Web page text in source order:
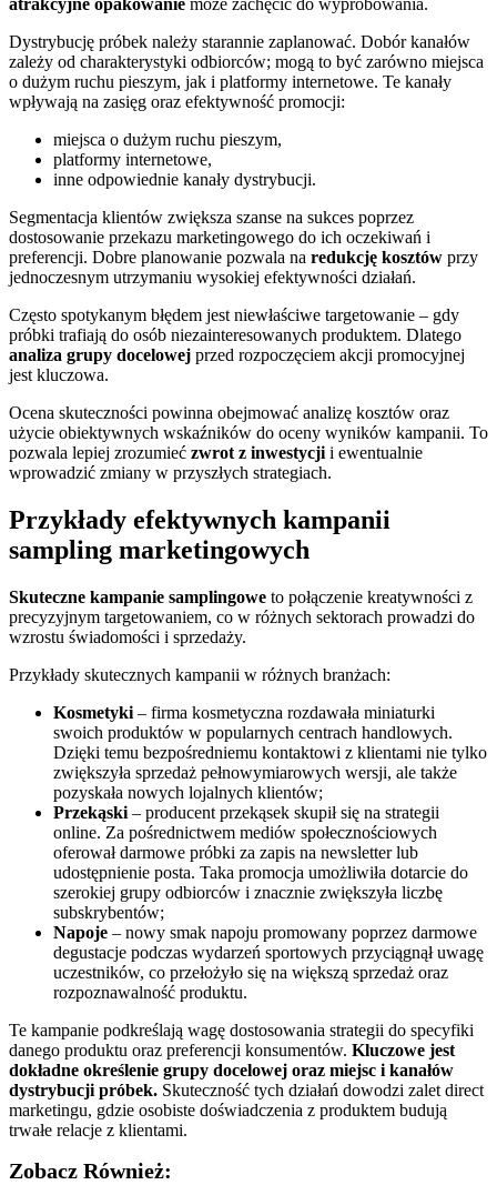
atrakcyjne opakowanie może zachęcić do wypróbowania.
Dystrybucję próbek należy starannie zaplanować. Dobór kanałów
zależy od charakterystyki odbiorców; mogą to być zarówno miejsca
o dużym ruchu pieszym, jak i platformy internetowe. Te kanały
wpływają na zasięg oraz efektywność promocji:
miejsca o dużym ruchu pieszym,
platformy internetowe,
inne odpowiednie kanały dystrybucji.
Segmentacja klientów zwiększa szanse na sukces poprzez
dostosowanie przekazu marketingowego do ich oczekiwań i
preferencji. Dobre planowanie pozwala na redukcję kosztów przy
jednoczesnym utrzymaniu wysokiej efektywności działań.
Często spotykanym błędem jest niewłaściwe targetowanie – gdy
próbki trafiają do osób niezainteresowanych produktem. Dlatego
analiza grupy docelowej przed rozpoczęciem akcji promocyjnej
jest kluczowa.
Ocena skuteczności powinna obejmować analizę kosztów oraz
użycie obiektywnych wskaźników do oceny wyników kampanii. To
pozwala lepiej zrozumieć zwrot z inwestycji i ewentualnie
wprowadzić zmiany w przyszłych strategiach.
Przykłady efektywnych kampanii
sampling marketingowych
Skuteczne kampanie samplingowe to połączenie kreatywności z
precyzyjnym targetowaniem, co w różnych sektorach prowadzi do
wzrostu świadomości i sprzedaży.
Przykłady skutecznych kampanii w różnych branżach:
Kosmetyki – firma kosmetyczna rozdawała miniaturki
swoich produktów w popularnych centrach handlowych.
Dzięki temu bezpośredniemu kontaktowi z klientami nie tylko
zwiększyła sprzedaż pełnowymiarowych wersji, ale także
pozyskała nowych lojalnych klientów;
Przekąski – producent przekąsek skupił się na strategii
online. Za pośrednictwem mediów społecznościowych
oferował darmowe próbki za zapis na newsletter lub
udostępnienie posta. Taka promocja umożliwiła dotarcie do
szerokiej grupy odbiorców i znacznie zwiększyła liczbę
subskrybentów;
Napoje – nowy smak napoju promowany poprzez darmowe
degustacje podczas wydarzeń sportowych przyciągnął uwagę
uczestników, co przełożyło się na większą sprzedaż oraz
rozpoznawalność produktu.
Te kampanie podkreślają wagę dostosowania strategii do specyfiki
danego produktu oraz preferencji konsumentów. Kluczowe jest
dokładne określenie grupy docelowej oraz miejsc i kanałów
dystrybucji próbek. Skuteczność tych działań dowodzi zalet direct
marketingu, gdzie osobiste doświadczenia z produktem budują
trwałe relacje z klientami.
Zobacz Również: